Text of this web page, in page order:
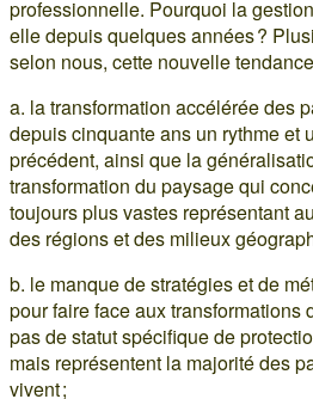
professionnelle. Pourquoi la
elle depuis quelques années ?
selon nous, cette nouvelle
a. la transformation accélérée des
depuis cinquante ans un rythme et
précédent, ainsi que la
transformation du paysage qui
toujours plus vastes représentant
des régions et des milieux
b. le manque de stratégies et de
pour faire face aux transformations
pas de statut spécifique de
mais représentent la majorité des
vivent ;